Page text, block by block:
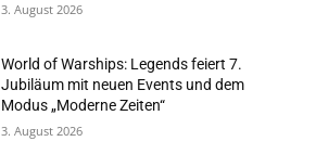
3. August 2026
World of Warships: Legends feiert 7.
Jubiläum mit neuen Events und dem
Modus „Moderne Zeiten“
3. August 2026